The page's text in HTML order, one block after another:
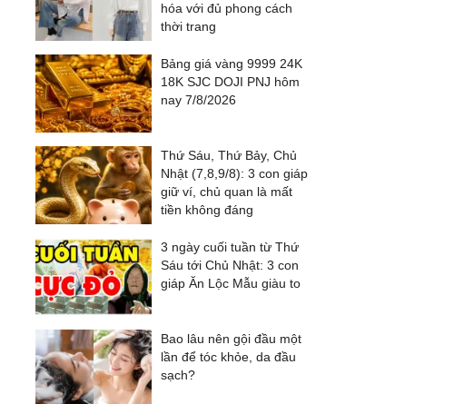
hóa với đủ phong cách
thời trang
Bảng giá vàng 9999 24K
18K SJC DOJI PNJ hôm
nay 7/8/2026
Thứ Sáu, Thứ Bảy, Chủ
Nhật (7,8,9/8): 3 con giáp
giữ ví, chủ quan là mất
tiền không đáng
3 ngày cuối tuần từ Thứ
Sáu tới Chủ Nhật: 3 con
giáp Ăn Lộc Mẫu giàu to
Bao lâu nên gội đầu một
lần để tóc khỏe, da đầu
sạch?